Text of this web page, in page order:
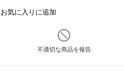
気に入りに追加
不適切な商品を報告